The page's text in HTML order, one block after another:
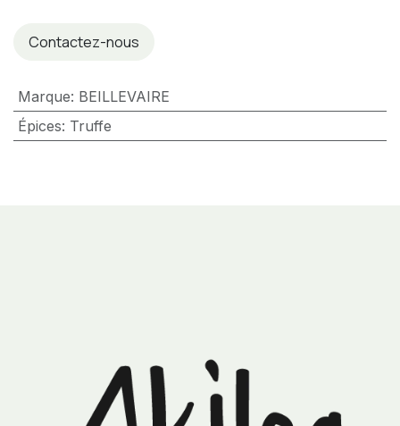
Contactez-nous
Marque: BEILLEVAIRE
Épices: Truffe